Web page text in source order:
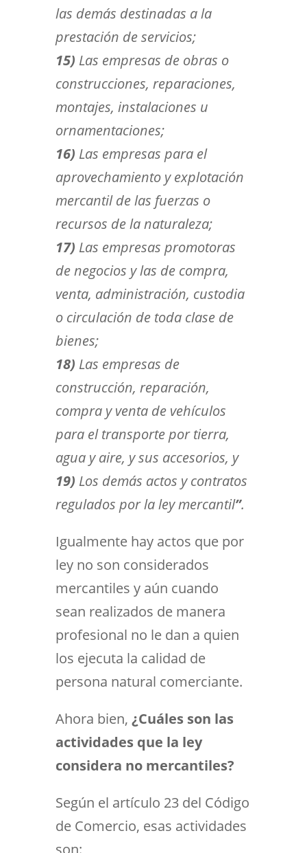
las demás destinadas a la
prestación de servicios;
15) Las empresas de obras o
construcciones, reparaciones,
montajes, instalaciones u
ornamentaciones;
16) Las empresas para el
aprovechamiento y explotación
mercantil de las fuerzas o
recursos de la naturaleza;
17) Las empresas promotoras
de negocios y las de compra,
venta, administración, custodia
o circulación de toda clase de
bienes;
18) Las empresas de
construcción, reparación,
compra y venta de vehículos
para el transporte por tierra,
agua y aire, y sus accesorios, y
19) Los demás actos y contratos
regulados por la ley mercantil”.
Igualmente hay actos que por
ley no son considerados
mercantiles y aún cuando
sean realizados de manera
profesional no le dan a quien
los ejecuta la calidad de
persona natural comerciante.
Ahora bien, ¿Cuáles son las
actividades que la ley
considera no mercantiles?
Según el artículo 23 del Código
de Comercio, esas actividades
son: